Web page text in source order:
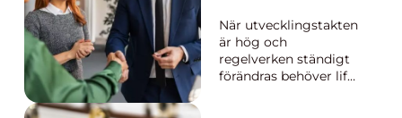
komplex bransch
När utvecklingstakten
är hög och
regelverken ständigt
förändras behöver life